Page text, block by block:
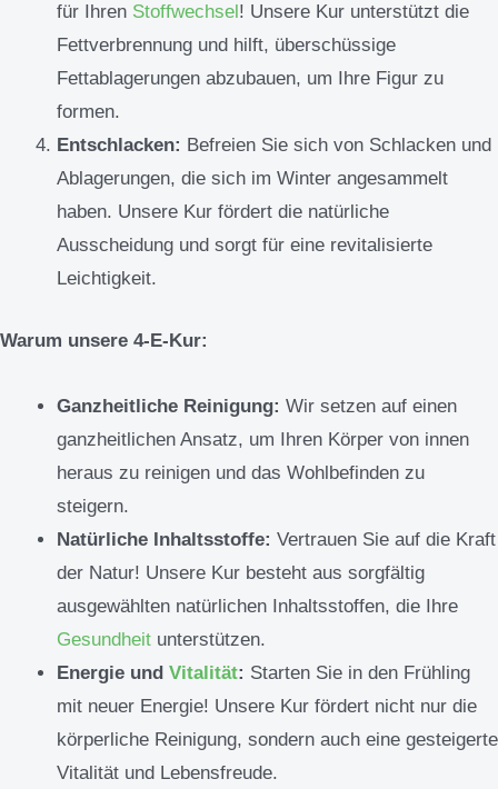
für Ihren Stoffwechsel! Unsere Kur unterstützt die
Fettverbrennung und hilft, überschüssige
Fettablagerungen abzubauen, um Ihre Figur zu
formen.
Entschlacken: Befreien Sie sich von Schlacken und
Ablagerungen, die sich im Winter angesammelt
haben. Unsere Kur fördert die natürliche
Ausscheidung und sorgt für eine revitalisierte
Leichtigkeit.
Warum unsere 4-E-Kur:
Ganzheitliche Reinigung: Wir setzen auf einen
ganzheitlichen Ansatz, um Ihren Körper von innen
heraus zu reinigen und das Wohlbefinden zu
steigern.
Natürliche Inhaltsstoffe: Vertrauen Sie auf die Kraft
der Natur! Unsere Kur besteht aus sorgfältig
ausgewählten natürlichen Inhaltsstoffen, die Ihre
Gesundheit unterstützen.
Energie und Vitalität: Starten Sie in den Frühling
mit neuer Energie! Unsere Kur fördert nicht nur die
körperliche Reinigung, sondern auch eine gesteigerte
Vitalität und Lebensfreude.